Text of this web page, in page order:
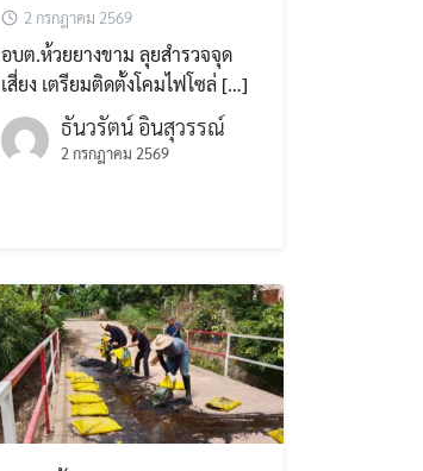
2 กรกฎาคม 2569
อบต.ห้วยยางขาม ลุยสำรวจจุด
เสี่ยง เตรียมติดตั้งโคมไฟโซล่ […]
ธันวรัตน์ อินสุวรรณ์
2 กรกฎาคม 2569